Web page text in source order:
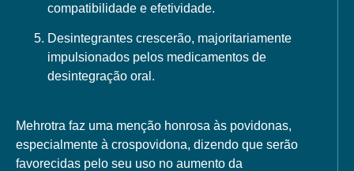
compatibilidade e efetividade.
Desintegrantes crescerão, majoritariamente
impulsionados pelos medicamentos de
desintegração oral.
Mehrotra faz uma menção honrosa às povidonas,
especialmente à crospovidona, dizendo que serão
favorecidas pelo seu uso no aumento da